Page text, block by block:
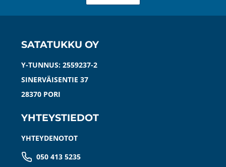
SATATUKKU OY
Y-TUNNUS: 2559237-2
SINERVÄISENTIE 37
28370 PORI
YHTEYSTIEDOT
YHTEYDENOTOT
050 413 5235